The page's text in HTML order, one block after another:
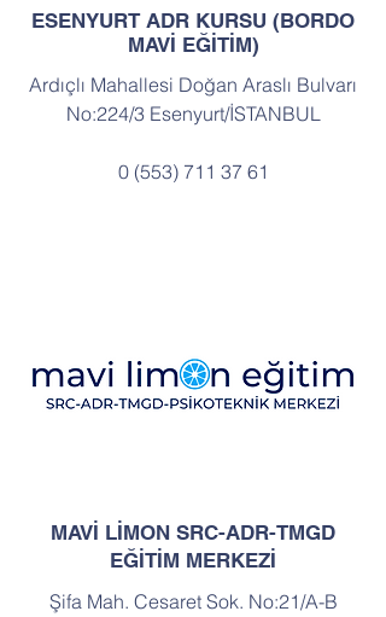
ESENYURT ADR KURSU (BORDO
MAVİ EĞİTİM)
Ardıçlı Mahallesi Doğan Araslı Bulvarı
No:224/3 Esenyurt/İSTANBUL
0 (553) 711 37 61
MAVİ LİMON SRC-ADR-TMGD
EĞİTİM MERKEZİ
Şifa Mah. Cesaret Sok. No:21/A-B